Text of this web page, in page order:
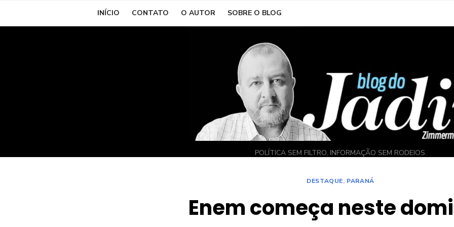
INÍCIO CONTATO O AUTOR SOBRE O BLOG
POLÍTICA SEM FILTRO, INFORMAÇÃO SEM RODEIOS.
DESTAQUE, PARANÁ
Enem começa neste